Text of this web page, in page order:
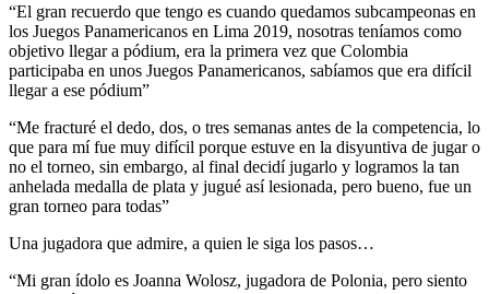
“El gran recuerdo que tengo es cuando quedamos subcampeonas en
los Juegos Panamericanos en Lima 2019, nosotras teníamos como
objetivo llegar a pódium, era la primera vez que Colombia
participaba en unos Juegos Panamericanos, sabíamos que era difícil
llegar a ese pódium”
“Me fracturé el dedo, dos, o tres semanas antes de la competencia, lo
que para mí fue muy difícil porque estuve en la disyuntiva de jugar o
no el torneo, sin embargo, al final decidí jugarlo y logramos la tan
anhelada medalla de plata y jugué así lesionada, pero bueno, fue un
gran torneo para todas”
Una jugadora que admire, a quien le siga los pasos…
“Mi gran ídolo es Joanna Wolosz, jugadora de Polonia, pero siento